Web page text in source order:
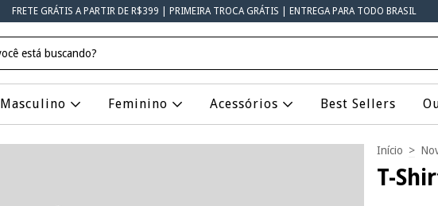
FRETE GRÁTIS A PARTIR DE R$399 | PRIMEIRA TROCA GRÁTIS | ENTREGA PARA TODO BRASIL
Masculino Feminino Acessórios Best Sellers
Início >
T-